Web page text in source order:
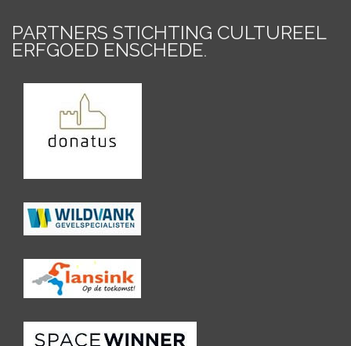
PARTNERS STICHTING CULTUREEL
ERFGOED ENSCHEDE.